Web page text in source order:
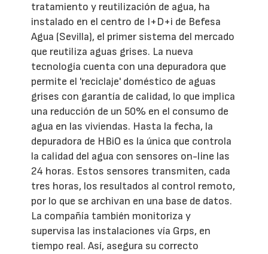
tratamiento y reutilización de agua, ha
instalado en el centro de I+D+i de Befesa
Agua (Sevilla), el primer sistema del mercado
que reutiliza aguas grises. La nueva
tecnología cuenta con una depuradora que
permite el 'reciclaje' doméstico de aguas
grises con garantía de calidad, lo que implica
una reducción de un 50% en el consumo de
agua en las viviendas. Hasta la fecha, la
depuradora de HBiO es la única que controla
la calidad del agua con sensores on-line las
24 horas. Estos sensores transmiten, cada
tres horas, los resultados al control remoto,
por lo que se archivan en una base de datos.
La compañía también monitoriza y
supervisa las instalaciones vía Grps, en
tiempo real. Así, asegura su correcto